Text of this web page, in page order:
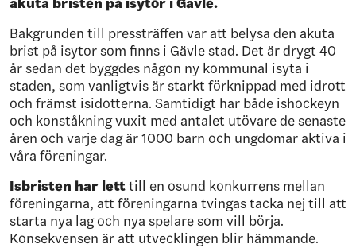
Bakgrunden till pressträffen var att belysa den akuta
brist på isytor som finns i Gävle stad. Det ärdrygt 40
år sedan det byggdes någon ny kommunal isyta i
staden, som vanligtvis är starkt förknippad med idrott
och främst isidotterna. Samtidigt har både ishockeyn
och konståkning vuxit med antalet utövare de senaste
åren och varje dag är 1000 barn och ungdomar aktiva i
våra föreningar.
Isbristen har letttill en osund konkurrens mellan
föreningarna, att föreningarna tvingas tacka nej till att
starta nya lag och nya spelare som vill börja.
Konsekvensen är att utvecklingen blir hämmande.